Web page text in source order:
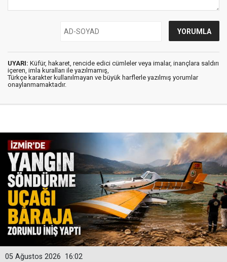
UYARI: Küfür, hakaret, rencide edici cümleler veya imalar, inançlara saldırı
içeren, imla kuralları ile yazılmamış,
Türkçe karakter kullanılmayan ve büyük harflerle yazılmış yorumlar
onaylanmamaktadır.
16:02
05 Ağustos 2026